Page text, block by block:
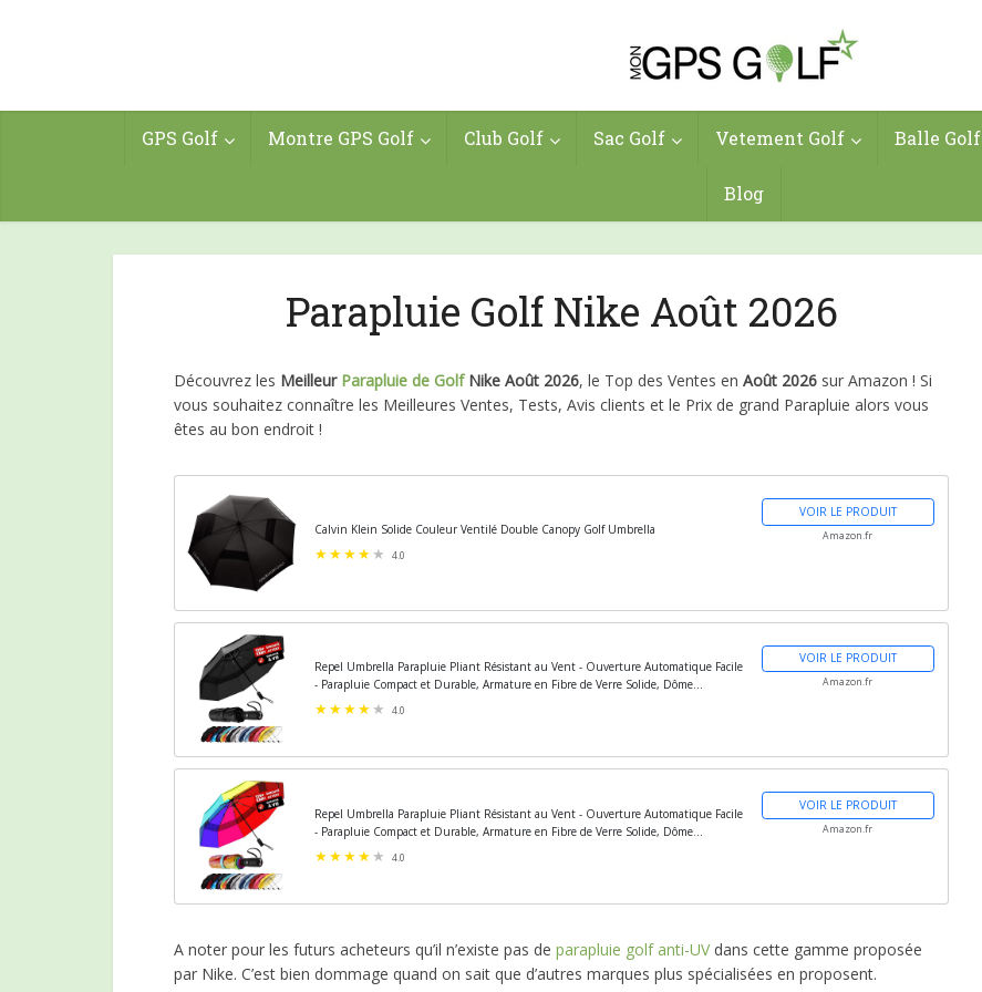
GPS Golf Montre GPS Golf Club Golf Sac Golf Vetement Golf Balle Golf
Blog
Parapluie Golf Nike Août 2026
Découvrez les Meilleur Parapluie de GolfNike Août 2026, le Top des Ventes en Août 2026 sur Amazon ! Si
vous souhaitez connaître les Meilleures Ventes, Tests, Avis clients et le Prix de grand Parapluie alors vous
êtes au bon endroit !
Calvin Klein Solide Couleur Ventilé Double Canopy Golf Umbrella
4.0
VOIR LE PRODUIT
Amazon.fr
Repel Umbrella Parapluie Pliant Résistant au Vent - Ouverture Automatique Facile
- Parapluie Compact et Durable, Armature en Fibre de Verre Solide, Dôme...
4.0
VOIR LE PRODUIT
Amazon.fr
Repel Umbrella Parapluie Pliant Résistant au Vent - Ouverture Automatique Facile
- Parapluie Compact et Durable, Armature en Fibre de Verre Solide, Dôme...
4.0
VOIR LE PRODUIT
Amazon.fr
A noter pour les futurs acheteurs qu’il n’existe pas de parapluie golf anti-UVdans cette gamme proposée
par Nike. C’est bien dommage quand on sait que d’autres marques plus spécialisées en proposent.